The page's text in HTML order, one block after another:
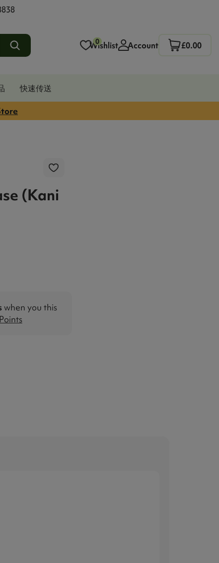
0
Wishlist Account £0.00
快速传送
(Kani
when you this